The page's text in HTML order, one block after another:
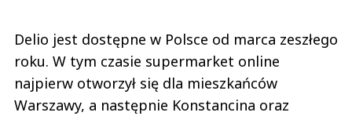
Delio jest dostępne w Polsce od marca zeszłego
roku. W tym czasie supermarket online
najpierw otworzył się dla mieszkańców
Warszawy, a następnie Konstancina oraz